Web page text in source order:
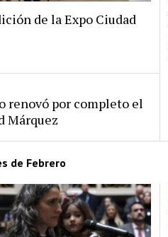
de la Expo Ciudad
renovó por completo el
Márquez
de Febrero